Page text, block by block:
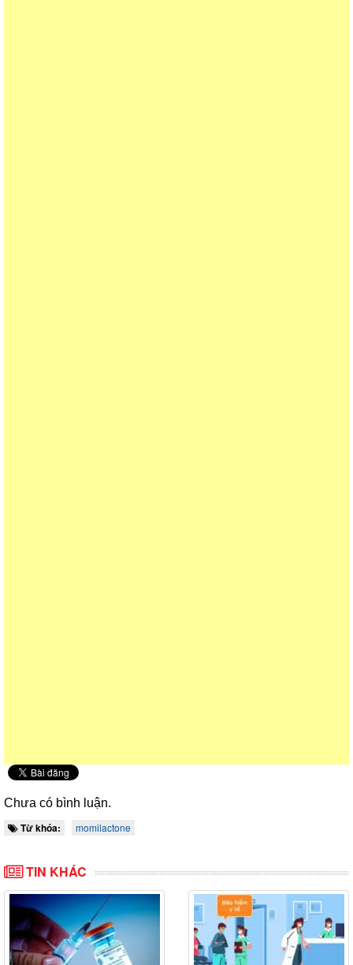
Chưa có bình luận.
Từ khóa: momilactone
TIN KHÁC